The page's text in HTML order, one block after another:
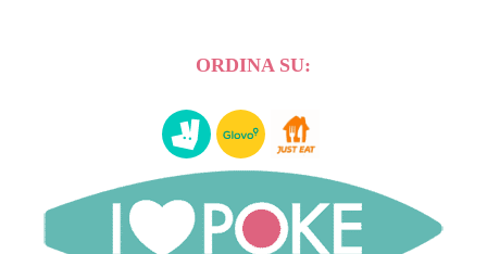
ORDINA SU: